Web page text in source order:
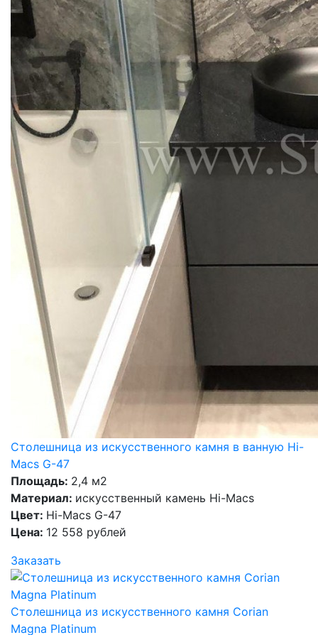
Столешница из искусственного камня в ванную Hi-
Macs G-47
Площадь: 2,4 м2
Материал: искусственный камень Hi-Macs
Цвет: Hi-Macs G-47
Цена: 12 558 рублей
Заказать
Столешница из искусственного камня Corian
Magna Platinum